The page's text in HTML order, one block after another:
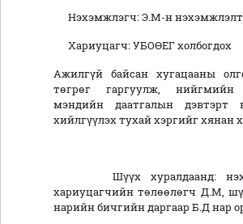
Нэхэмжлэгч: Э.М-н
Хариуцагч: УБОӨЕГ холбогдох
Ажилгүй байсан хугацааны
төгрөг гаргуулж, нийгмийн
мэндийн даатгалын дэвтэрт
хийлгүүлэх тухай хэргийг хянан
Шүүх хуралдаанд:
хариуцагчийн төлөөлөгч Д.М,
нарийн бичгийн даргаар Б.Д нар